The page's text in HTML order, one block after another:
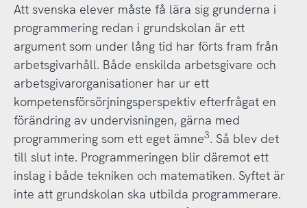
Att svenska elever måste få lära sig grunderna i
programmering redan i grundskolan är ett
argument som under lång tid har förts fram från
arbetsgivarhåll. Både enskilda arbetsgivare och
arbetsgivarorganisationer har ur ett
kompetensförsörjningsperspektiv efterfrågat en
förändring av undervisningen, gärna med
programmering som ett eget ämne3. Så blev det
till slut inte. Programmeringen blir däremot ett
inslag i både tekniken och matematiken. Syftet är
inte att grundskolan ska utbilda programmerare.